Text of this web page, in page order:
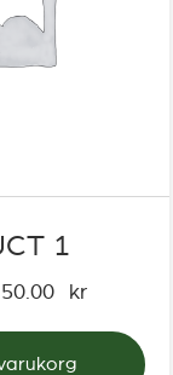
1
50.00 krDet
priset